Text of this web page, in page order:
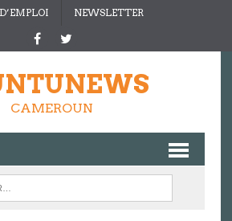
NEWSLETTER
CAMEROUN